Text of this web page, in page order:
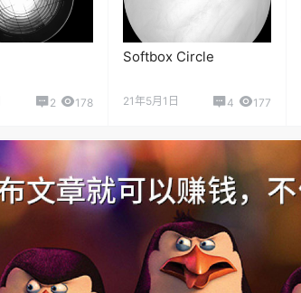
2 178
Softbox Circle
21年5月1日 4 177